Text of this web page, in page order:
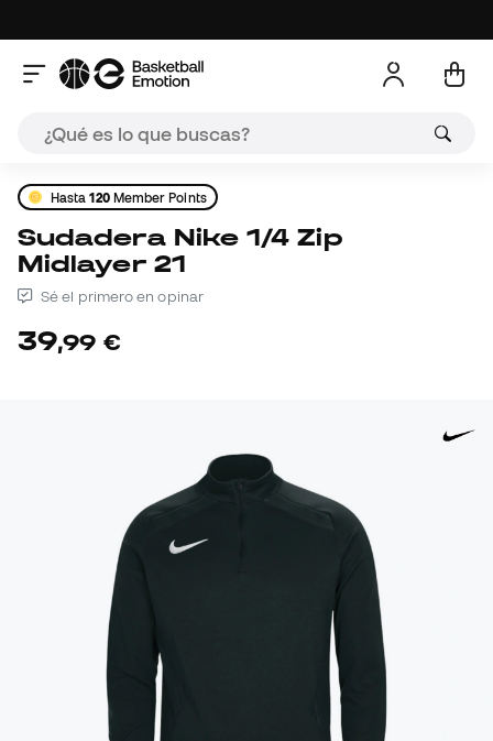
Hasta120Member Points
Sudadera Nike 1/4 Zip
Midlayer 21
Sé el primero en opinar
39,99 €